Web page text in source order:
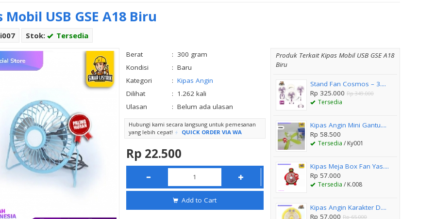
Mobil USB GSE A18 Biru
Stok: Tersedia
Berat : 300 gram
Kondisi
: Baru
Kategori
: Kipas Angin
Dilihat
: 1.262 kali
Ulasan
: Belum ada ulasan
Hubungi kami secara langsung untuk pemesanan
yang lebih cepat!
QUICK ORDER VIA WA
Rp 22.500
Add to Cart
Produk Terkait Kipas Mobil USB GSE A18
Biru
Stand Fan Cosmos – 3....
Rp 325.000 Rp 349.000
Tersedia
Kipas Angin Mini Gantu....
Rp 58.500
Tersedia / Ky001
Kipas Meja Box Fan Yas....
Rp 57.000
Tersedia / K.008
Kipas Angin Karakter D....
Rp 57.000 Rp 65.000